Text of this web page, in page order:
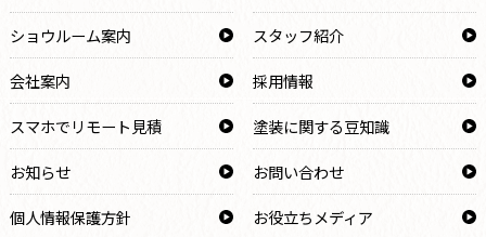
ショウルーム案内
スタッフ紹介
会社案内
採用情報
スマホでリモート見積
塗装に関する豆知識
お知らせ
お問い合わせ
個人情報保護方針
お役立ちメディア